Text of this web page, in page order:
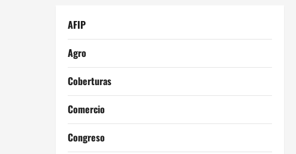
AFIP
Agro
Coberturas
Comercio
Congreso